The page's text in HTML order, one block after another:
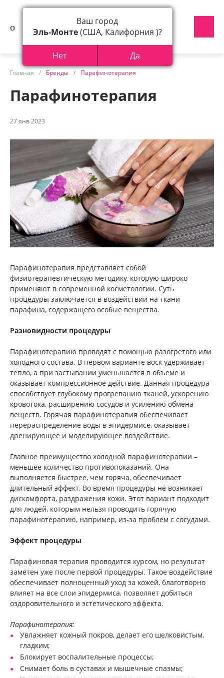
Главная / Бренды / Парафинотерапия
Парафинотерапия
27 янв 2023
Парафинотерапия представляет собой
физиотерапевтическую методику, которую широко
применяют в современной косметологии. Суть
процедуры заключается в воздействии на ткани
парафина, содержащего особые вещества.
Разновидности процедуры
Парафинотерапию проводят с помощью разогретого или
холодного состава. В первом варианте воск удерживает
тепло, а при застывании уменьшается в объеме и
оказывает компрессионное действие. Данная процедура
способствует глубокому прогреванию тканей, ускорению
кровотока, расширению сосудов и усилению обмена
веществ. Горячая парафинотерапия обеспечивает
перераспределение воды в эпидермисе, оказывает
дренирующее и моделирующее воздействие.
Главное преимущество холодной парафинотерапии –
меньшее количество противопоказаний. Она
выполняется быстрее, чем горяча, обеспечивает
длительный эффект. Во время процедуры не возникает
дискомфорта, раздражения кожи. Этот вариант подходит
для людей, которым нельзя проводить горячую
парафинотерапию, например, из-за проблем с сосудами.
Эффект процедуры
Парафиновая терапия проводится курсом, но результат
заметен уже после первой процедуры. Такое воздействие
обеспечивает полноценный уход за кожей, благотворно
влияет на все слои эпидермиса, позволяет добиться
оздоровительного и эстетического эффекта.
Парафинотерапия:
Увлажняет кожный покров, делает его шелковистым,
гладким;
Блокирует воспалительные процессы;
Снимает боль в суставах и мышечные спазмы;
Ваш город
Эль-Монте(США, Калифорния )?
Нет Да